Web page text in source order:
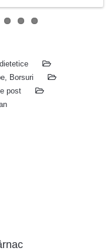
Borsuri
post